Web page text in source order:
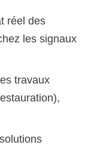
réel des
les signaux
travaux